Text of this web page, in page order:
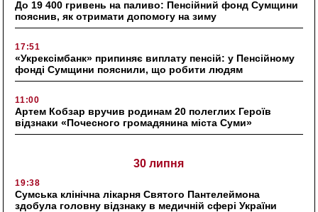
До 19 400 гривень на паливо: Пенсійний фонд Сумщини
пояснив, як отримати допомогу на зиму
17:51
«Укрексімбанк» припиняє виплату пенсій: у Пенсійному
фонді Сумщини пояснили, що робити людям
11:00
Артем Кобзар вручив родинам 20 полеглих Героїв
відзнаки «Почесного громадянина міста Суми»
30 липня
19:38
Сумська клінічна лікарня Святого Пантелеймона
здобула головну відзнаку в медичній сфері України